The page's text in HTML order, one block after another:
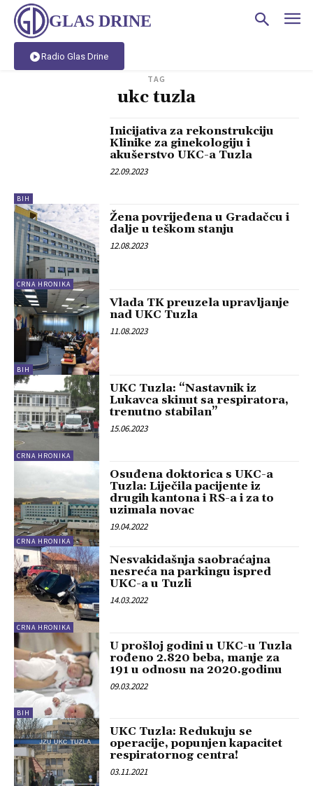
GLAS DRINE
Radio Glas Drine
TAG
ukc tuzla
BIH
Inicijativa za rekonstrukciju
Klinike za ginekologiju i
akušerstvo UKC-a Tuzla
22.09.2023
CRNA HRONIKA
Žena povrijeđena u Gradačcu i
dalje u teškom stanju
12.08.2023
BIH
Vlada TK preuzela upravljanje
nad UKC Tuzla
11.08.2023
CRNA HRONIKA
UKC Tuzla: “Nastavnik iz
Lukavca skinut sa respiratora,
trenutno stabilan”
15.06.2023
CRNA HRONIKA
Osuđena doktorica s UKC-a
Tuzla: Liječila pacijente iz
drugih kantona i RS-a i za to
uzimala novac
19.04.2022
CRNA HRONIKA
Nesvakidašnja saobraćajna
nesreća na parkingu ispred
UKC-a u Tuzli
14.03.2022
BIH
U prošloj godini u UKC-u Tuzla
rođeno 2.820 beba, manje za
191 u odnosu na 2020.godinu
09.03.2022
UKC Tuzla: Redukuju se
operacije, popunjen kapacitet
respiratornog centra!
03.11.2021